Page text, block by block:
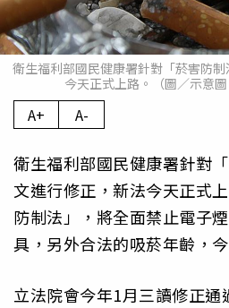
衛生福利部國民健康署針對「菸害防
今天正式上路。（圖／示意
A+ A-
衛生福利部國民健康署針對
文進行修正，新法今天正式
防制法」，將全面禁止電子
具，另外合法的吸菸年齡，
立法院會今年1月三讀修正